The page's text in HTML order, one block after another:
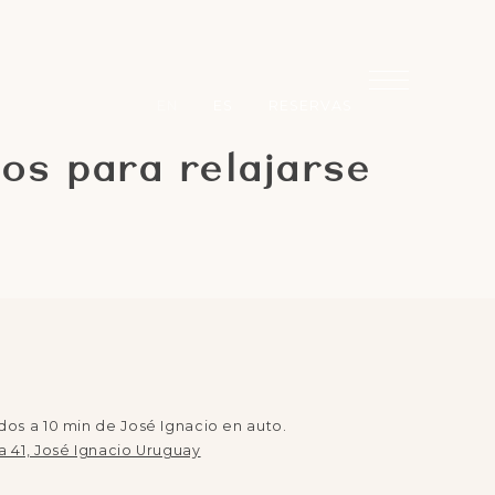
para relajarse
a 10 min de José Ignacio en auto.
41, José Ignacio Uruguay